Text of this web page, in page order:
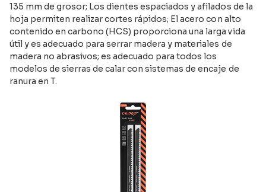
135 mm de grosor; Los dientes espaciados y afilados de la
hoja permiten realizar cortes rápidos; El acero con alto
contenido en carbono (HCS) proporciona una larga vida
útil y es adecuado para serrar madera y materiales de
madera no abrasivos; es adecuado para todos los
modelos de sierras de calar con sistemas de encaje de
ranura en T.